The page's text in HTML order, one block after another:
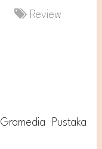
Review
Pustaka